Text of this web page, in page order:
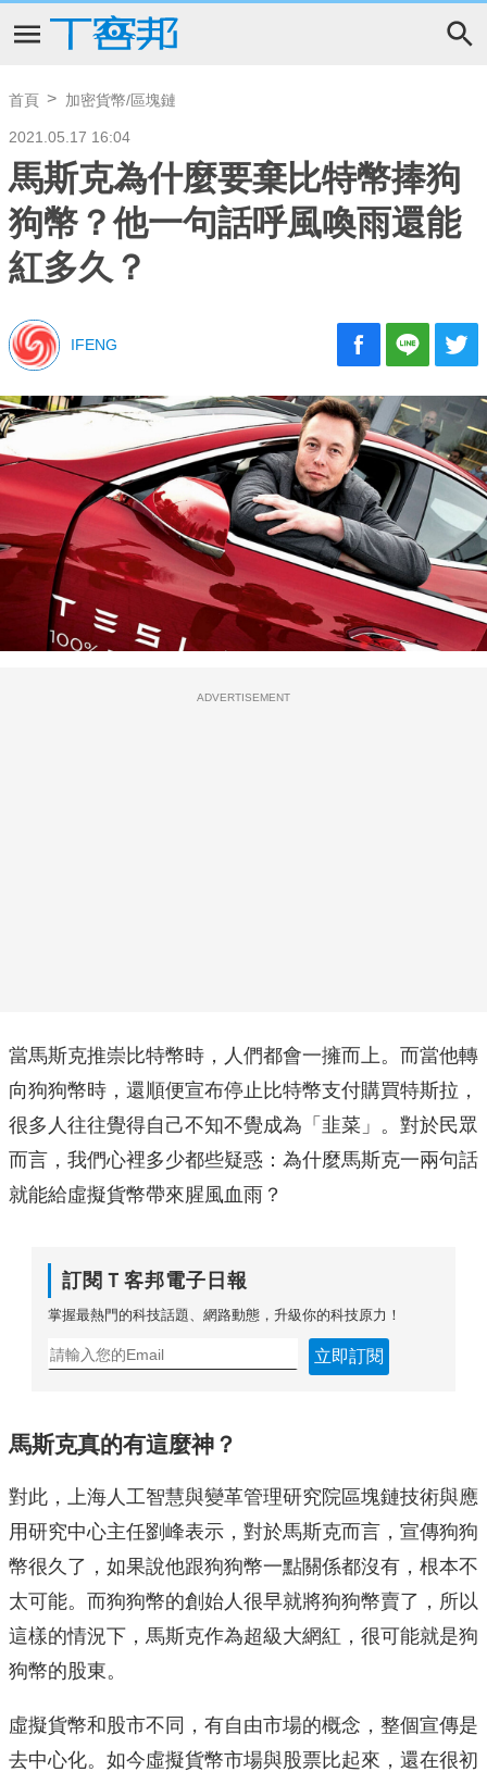
首頁 加密貨幣/區塊鏈
2021.05.17 16:04
馬斯克為什麼要棄比特幣捧狗
狗幣？他一句話呼風喚雨還能
紅多久？
IFENG
ADVERTISEMENT
當馬斯克推崇比特幣時，人們都會一擁而上。而當他轉
向狗狗幣時，還順便宣布停止比特幣支付購買特斯拉，
很多人往往覺得自己不知不覺成為「韭菜」。對於民眾
而言，我們心裡多少都些疑惑：為什麼馬斯克一兩句話
就能給虛擬貨幣帶來腥風血雨？
訂閱Ｔ客邦電子日報
掌握最熱門的科技話題、網路動態，升級你的科技原力！
立即訂閱
馬斯克真的有這麼神？
對此，上海人工智慧與變革管理研究院區塊鏈技術與應
用研究中心主任劉峰表示，對於馬斯克而言，宣傳狗狗
幣很久了，如果說他跟狗狗幣一點關係都沒有，根本不
太可能。而狗狗幣的創始人很早就將狗狗幣賣了，所以
這樣的情況下，馬斯克作為超級大網紅，很可能就是狗
狗幣的股東。
虛擬貨幣和股市不同，有自由市場的概念，整個宣傳是
去中心化。如今虛擬貨幣市場與股票比起來，還在很初